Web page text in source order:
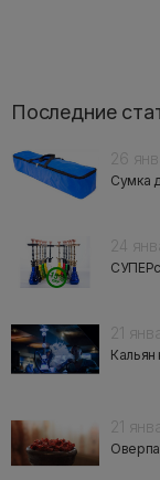
Последние
26
Сумка
24
21
Кальян
21